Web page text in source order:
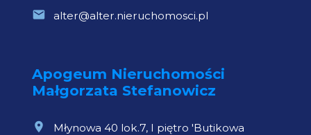
alter@alter.nieruchomosci.pl
Apogeum Nieruchomości
Małgorzata Stefanowicz
Młynowa 40 lok.7, I piętro 'Butikowa